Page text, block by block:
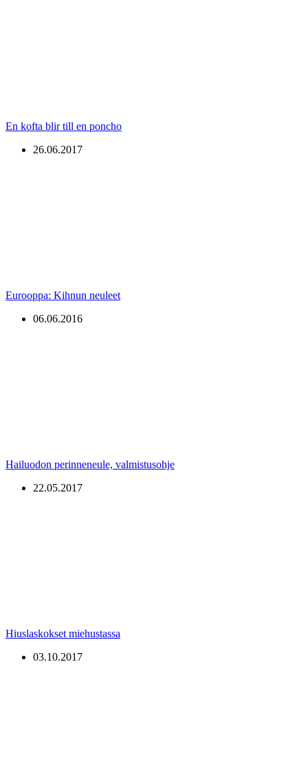
En kofta blir till en poncho
26.06.2017
Eurooppa: Kihnun neuleet
06.06.2016
Hailuodon perinneneule, valmistusohje
22.05.2017
Hiuslaskokset miehustassa
03.10.2017